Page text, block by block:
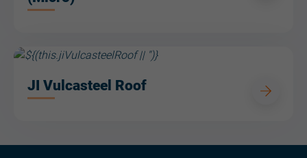
JI Vulcasteel Roof